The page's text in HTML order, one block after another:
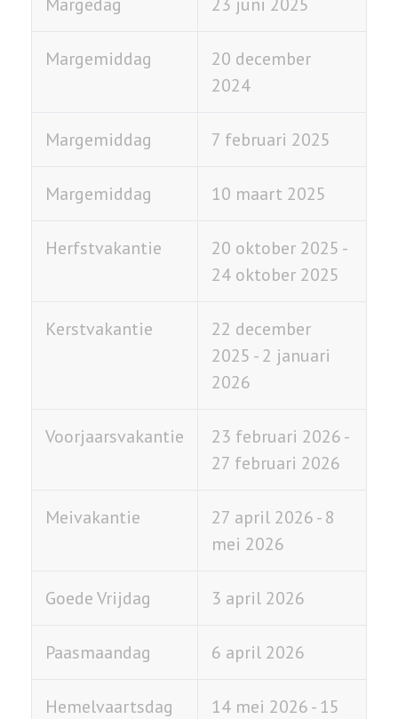
Margemiddag
20 december
2024
Margemiddag 7 februari 2025
Margemiddag 10 maart 2025
Herfstvakantie
20 oktober 2025 -
24 oktober 2025
Kerstvakantie
22 december
2025 - 2 januari
2026
Voorjaarsvakantie
23 februari 2026 -
27 februari 2026
Meivakantie
27 april 2026 - 8
mei 2026
Goede Vrijdag 3 april 2026
Paasmaandag 6 april 2026
Hemelvaartsdag
14 mei 2026 - 15